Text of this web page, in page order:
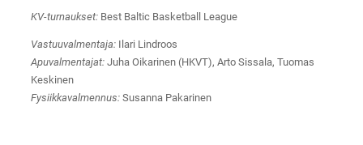
KV-turnaukset:Best Baltic Basketball League
Vastuuvalmentaja: Ilari Lindroos
Apuvalmentajat:Juha Oikarinen (HKVT), Arto Sissala, Tuomas
Keskinen
Fysiikkavalmennus:Susanna Pakarinen